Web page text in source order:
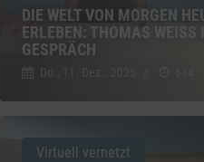
DIE WELT VON MORGEN
ERLEBEN: THOMAS WEISS
GESPRÄCH
Virtuell vernetzt